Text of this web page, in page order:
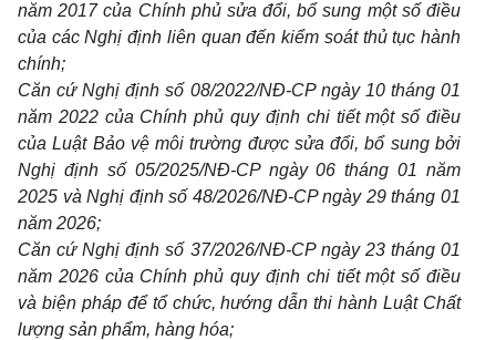
năm 2017 của Chính phủ sửa đổi, bổ sung một số điều
của các Nghị định liên quan đến kiểm soát thủ tục hành
chính;
Căn cứ Nghị định số 08/2022/NĐ-CPngày 10 tháng 01
năm 2022 của Chính phủ quy định chi tiết một số điều
củaLuật Bảo vệ môi trường được sửa đổi, bổ sung bởi
Nghị định số 05/2025/NĐ-CPngày 06 tháng 01 năm
2025 và Nghị định số 48/2026/NĐ-CPngày 29 tháng 01
năm 2026;
Căn cứ Nghị định số 37/2026/NĐ-CPngày 23 tháng 01
năm 2026 của Chính phủ quy định chi tiết một số điều
và biện pháp để tổ chức, hướng dẫn thi hànhLuật Chất
lượng sản phẩm, hàng hóa;